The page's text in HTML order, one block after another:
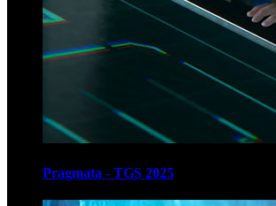
Pragmata - TGS 2025